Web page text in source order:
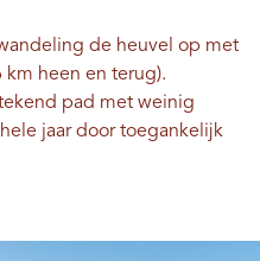
de heuvel op met
heen en terug).
pad met weinig
jaar door toegankelijk